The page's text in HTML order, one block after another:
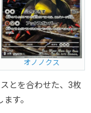
オノノクス
とを合わせた、3枚
す。